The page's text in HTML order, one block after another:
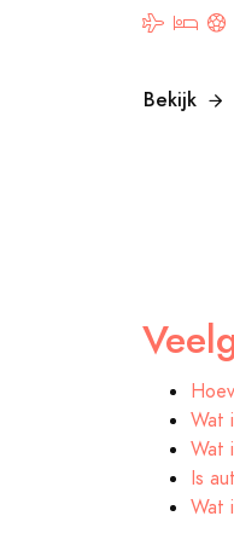
Bekijk
Wat
Wat
Is
Wat